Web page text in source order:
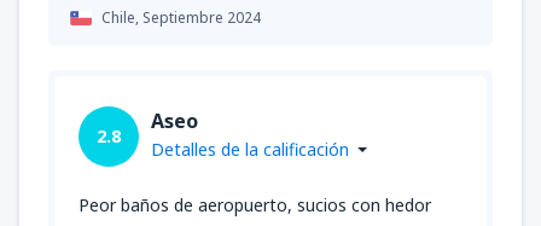
Chile, Septiembre 2024
2.8
Aseo
Detalles de la calificación
Peor baños de aeropuerto, sucios con hedor